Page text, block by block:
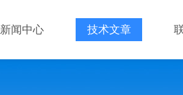
新闻中心 技术文章